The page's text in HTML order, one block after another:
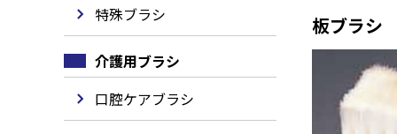
板ブラシ
特殊ブラシ
介護用ブラシ
口腔ケアブラシ